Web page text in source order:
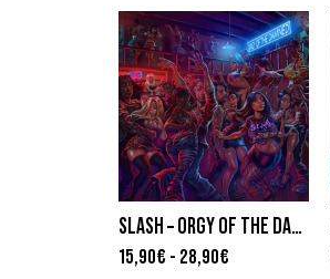
SLASH – ORGY OF THE DAMNED
15,90€ - 28,90€